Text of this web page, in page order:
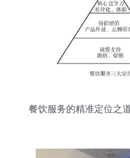
餐饮服务的精准定位之